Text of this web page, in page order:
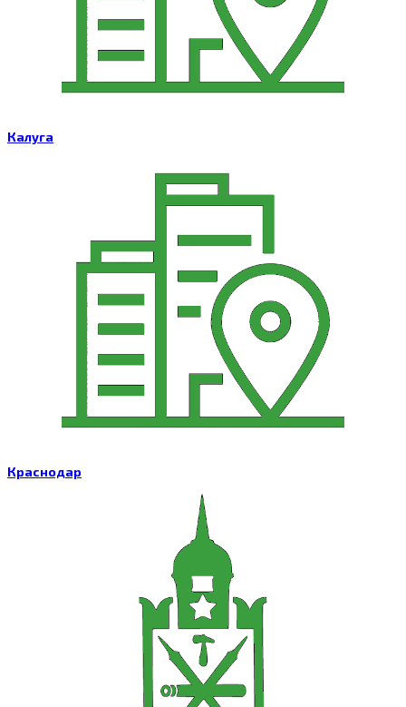
Калуга
Краснодар